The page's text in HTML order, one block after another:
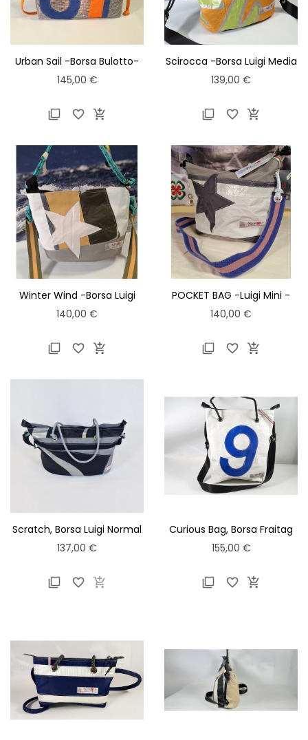
Urban Sail -Borsa Bulotto-
Prezzo
145,00 €
  
Scirocca -Borsa Luigi Media
Light-
Prezzo
139,00 €
  
Winter Wind -Borsa Luigi
Media -
Prezzo
140,00 €
  
POCKET BAG -Luigi Mini -
Prezzo
140,00 €
  
Scratch, Borsa Luigi Normal
Prezzo
137,00 €
  
Curious Bag, Borsa Fraitag
Prezzo
155,00 €
  